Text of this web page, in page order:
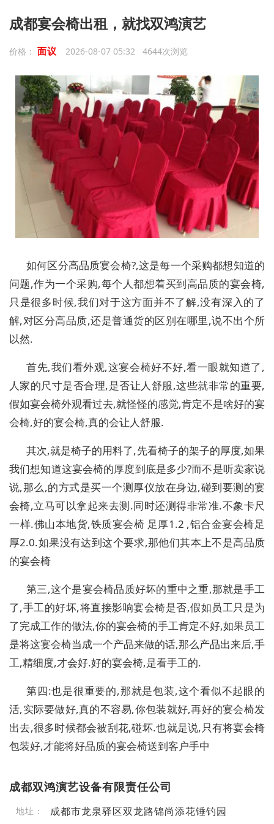
成都宴会椅出租，就找双鸿演艺
价格： 面议 2026-08-07 05:32 4644次浏览
如何区分高品质宴会椅?,这是每一个采购都想知道的
问题,作为一个采购,每个人都想着买到高品质的宴会椅,
只是很多时候,我们对于这方面并不了解,没有深入的了
解,对区分高品质,还是普通货的区别在哪里,说不出个所
以然.
首先,我们看外观,这宴会椅好不好,看一眼就知道了,
人家的尺寸是否合理,是否让人舒服,这些就非常的重要,
假如宴会椅外观看过去,就怪怪的感觉,肯定不是啥好的宴
会椅,好的宴会椅,真的会让人舒服.
其次,就是椅子的用料了,先看椅子的架子的厚度,如果
我们想知道这宴会椅的厚度到底是多少?而不是听卖家说
说,那么,的方式是买一个测厚仪放在身边,碰到要测的宴
会椅,立马可以拿起来去测.同时还测得非常准.不象卡尺
一样.佛山本地货,铁质宴会椅 足厚1.2 ,铝合金宴会椅足
厚2.0.如果没有达到这个要求,那他们其本上不是高品质
的宴会椅
第三,这个是宴会椅品质好坏的重中之重,那就是手工
了,手工的好坏,将直接影响宴会椅是否,假如员工只是为
了完成工作的做法,你的宴会椅的手工肯定不好,如果员工
是将这宴会椅当成一个产品来做的话,那么产品出来后,手
工,精细度,才会好.好的宴会椅,是看手工的.
第四:也是很重要的,那就是包装,这个看似不起眼的
活,实际要做好,真的不容易,你包装就好,再好的宴会椅发
出去,很多时候都会被刮花,碰坏.也就是说,只有将宴会椅
包装好,才能将好品质的宴会椅送到客户手中
成都双鸿演艺设备有限责任公司
地址： 成都市龙泉驿区双龙路锦尚添花锤钓园